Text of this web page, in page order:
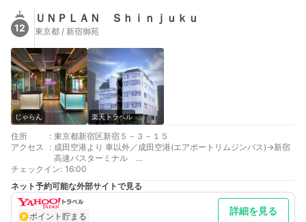
12
ＵＮＰＬＡＮ Ｓｈｉｎｊｕｋｕ
東京都 / 新宿御苑
じゃらん 楽天トラベル
住所 : 東京都新宿区新宿５－３－１５
アクセス
: 成田空港より 車以外／成田空港(エアポートリムジンバス)→新宿
高速バスターミナル
羽田空港より 車以外／羽田空港(エアポートリムジンバス)→新宿
高速バスターミナル
最寄り駅１ 新宿三丁目
最寄り駅２ 新宿御苑前
最寄り駅３ 新宿
チェックイン: 16:00
ネット予約可能な外部サイトで見る
ポイント貯まる 詳細を見る